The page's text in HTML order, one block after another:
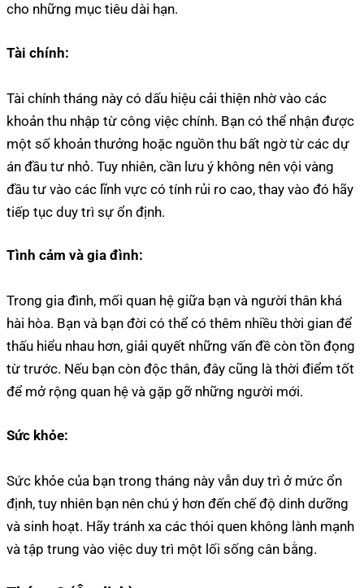
cho những mục tiêu dài hạn.
Tài chính:
Tài chính tháng này có dấu hiệu cải thiện nhờ vào các
khoản thu nhập từ công việc chính. Bạn có thể nhận được
một số khoản thưởng hoặc nguồn thu bất ngờ từ các dự
án đầu tư nhỏ. Tuy nhiên, cần lưu ý không nên vội vàng
đầu tư vào các lĩnh vực có tính rủi ro cao, thay vào đó hãy
tiếp tục duy trì sự ổn định.
Tình cảm và gia đình:
Trong gia đình, mối quan hệ giữa bạn và người thân khá
hài hòa. Bạn và bạn đời có thể có thêm nhiều thời gian để
thấu hiểu nhau hơn, giải quyết những vấn đề còn tồn đọng
từ trước. Nếu bạn còn độc thân, đây cũng là thời điểm tốt
để mở rộng quan hệ và gặp gỡ những người mới.
Sức khỏe:
Sức khỏe của bạn trong tháng này vẫn duy trì ở mức ổn
định, tuy nhiên bạn nên chú ý hơn đến chế độ dinh dưỡng
và sinh hoạt. Hãy tránh xa các thói quen không lành mạnh
và tập trung vào việc duy trì một lối sống cân bằng.